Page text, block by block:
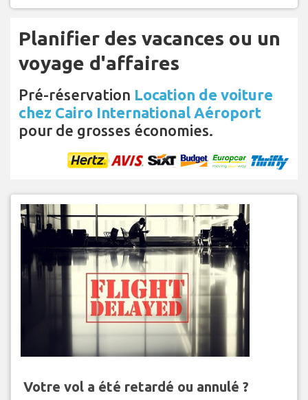
Planifier des vacances ou un
voyage d'affaires
Pré-réservation Location de voiture
chez Cairo International Aéroport
pour de grosses économies.
Votre vol a été retardé ou annulé ?